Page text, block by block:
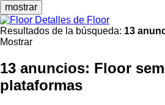
mostrar
Detalles de Floor
Resultados de la búsqueda: 13
Mostrar
13 anuncios: Floor
plataformas